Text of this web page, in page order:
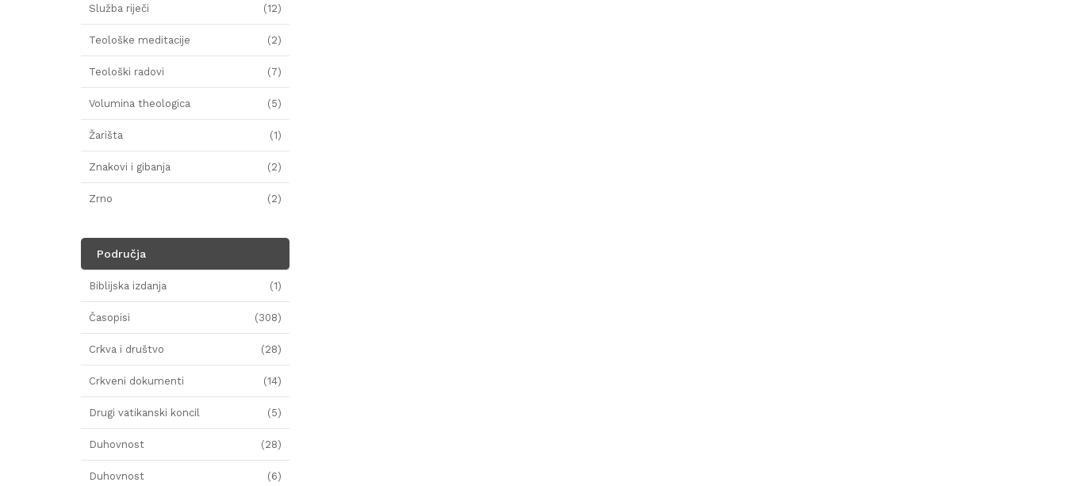
Služba riječi (12)
Teološke meditacije (2)
Teološki radovi (7)
Volumina theologica (5)
Žarišta (1)
Znakovi i gibanja (2)
Zrno (2)
Područja
Biblijska izdanja (1)
Časopisi (308)
Crkva i društvo (28)
Crkveni dokumenti (14)
Drugi vatikanski koncil (5)
Duhovnost (28)
Duhovnost (6)